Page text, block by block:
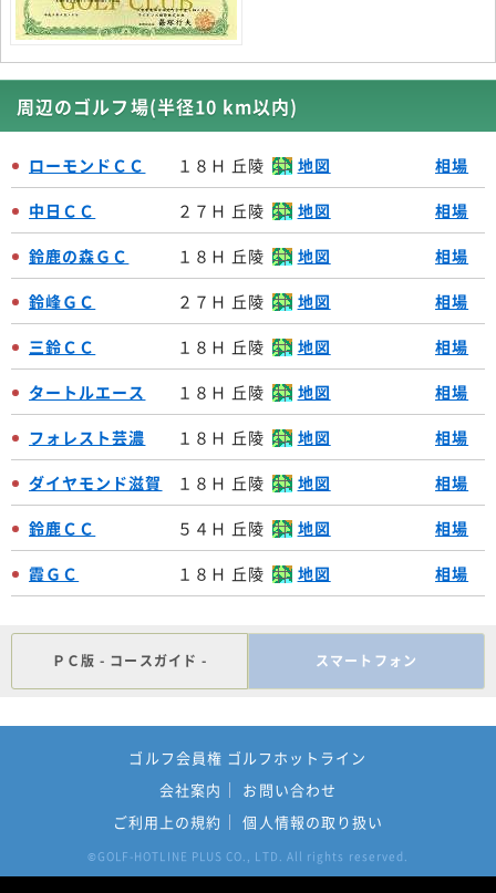
周辺のゴルフ場(半径10 km以内)
ローモンドＣＣ １８Ｈ 丘陵 地図 相場
中日ＣＣ ２７Ｈ 丘陵 地図 相場
鈴鹿の森ＧＣ １８Ｈ 丘陵 地図 相場
鈴峰ＧＣ ２７Ｈ 丘陵 地図 相場
三鈴ＣＣ １８Ｈ 丘陵 地図 相場
タートルエース １８Ｈ 丘陵 地図 相場
フォレスト芸濃 １８Ｈ 丘陵 地図 相場
ダイヤモンド滋賀 １８Ｈ 丘陵 地図 相場
鈴鹿ＣＣ ５４Ｈ 丘陵 地図 相場
霞ＧＣ １８Ｈ 丘陵 地図 相場
ＰＣ版 - コースガイド - スマートフォン
ゴルフ会員権 ゴルフホットライン
会社案内
お問い合わせ
ご利用上の規約
個人情報の取り扱い
© GOLF-HOTLINE PLUS CO., LTD. All rights reserved.